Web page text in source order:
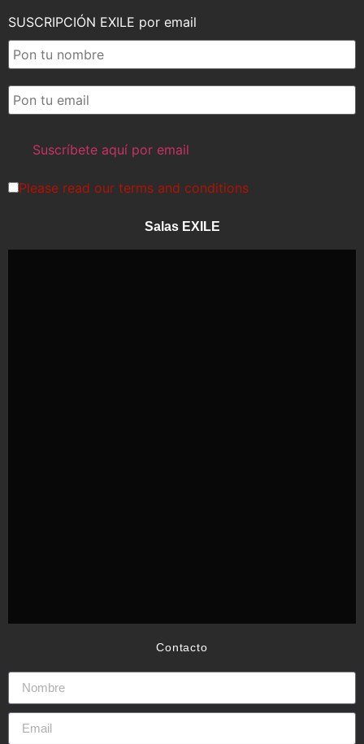
SUSCRIPCIÓN EXILE por email
Please read our terms and conditions
Salas EXILE
Contacto